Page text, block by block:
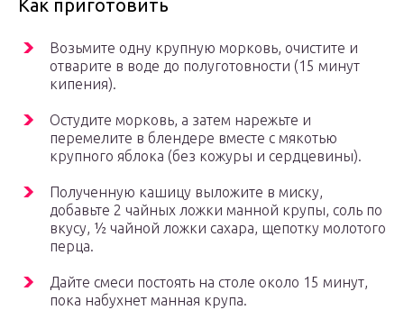
Как приготовить
Возьмите одну крупную морковь, очистите и
отварите в воде до полуготовности (15 минут
кипения).
Остудите морковь, а затем нарежьте и
перемелите в блендере вместе с мякотью
крупного яблока (без кожуры и сердцевины).
Полученную кашицу выложите в миску,
добавьте 2 чайных ложки манной крупы, соль по
вкусу, ½ чайной ложки сахара, щепотку молотого
перца.
Дайте смеси постоять на столе около 15 минут,
пока набухнет манная крупа.